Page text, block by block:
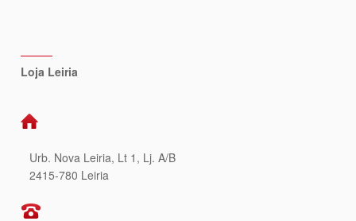
Loja Leiria
Urb. Nova Leiria, Lt 1, Lj. A/B
2415-780 Leiria